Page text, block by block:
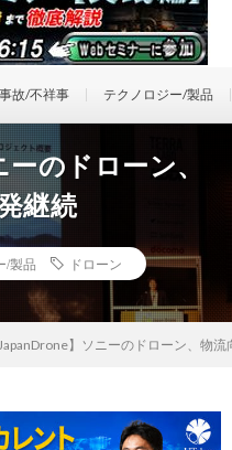
故/不祥事 テクノロジー/製品
のドローン、
継続
/製品 ドローン
JapanDrone】ソニーのドローン、物